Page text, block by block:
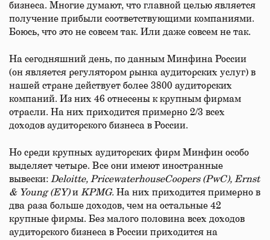
бизнеса. Многие думают, что главной целью является
получение прибыли соответствующими компаниями.
Боюсь, что это не совсем так. Или даже совсем не так.
На сегодняшний день, по данным Минфина России
(он является регулятором рынка аудиторских услуг) в
нашей стране действует более 3800 аудиторских
компаний. Из них 46 отнесены к крупным фирмам
отрасли. На них приходится примерно 2/3 всех
доходов аудиторского бизнеса в России.
Но среди крупных аудиторских фирм Минфин особо
выделяет четыре. Все они имеют иностранные
вывески: Deloitte, PricewaterhouseCoopers (PwC), Ernst
& Young (EY)и KPMG. На них приходится примерно в
два раза больше доходов, чем на остальные 42
крупные фирмы. Без малого половина всех доходов
аудиторского бизнеса в России приходится на